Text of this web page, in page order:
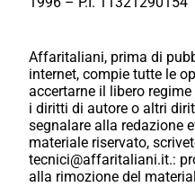
Affaritaliani, prima di
internet, compie tutte le
accertarne il libero
i diritti di autore o altri
segnalare alla redazione
materiale riservato,
tecnici@affaritaliani.it.:
alla rimozione del